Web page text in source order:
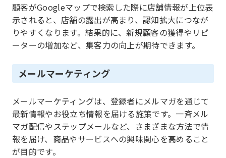
顧客がGoogleマップで検索した際に店舗情報が上位表
示されると、店舗の露出が高まり、認知拡大につなが
りやすくなります。結果的に、新規顧客の獲得やリピ
ーターの増加など、集客力の向上が期待できます。
メールマーケティング
メールマーケティングは、登録者にメルマガを通じて
最新情報やお役立ち情報を届ける施策です。一斉メル
マガ配信やステップメールなど、さまざまな方法で情
報を届け、商品やサービスへの興味関心を高めること
が目的です。